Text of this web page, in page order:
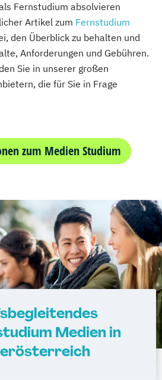
Fernstudium absolvieren
Artikel zum Fernstudium
den Überblick zu behalten und
Anforderungen und Gebühren.
Sie in unserer großen
die für Sie in Frage
zum Medien Studium
Medien in